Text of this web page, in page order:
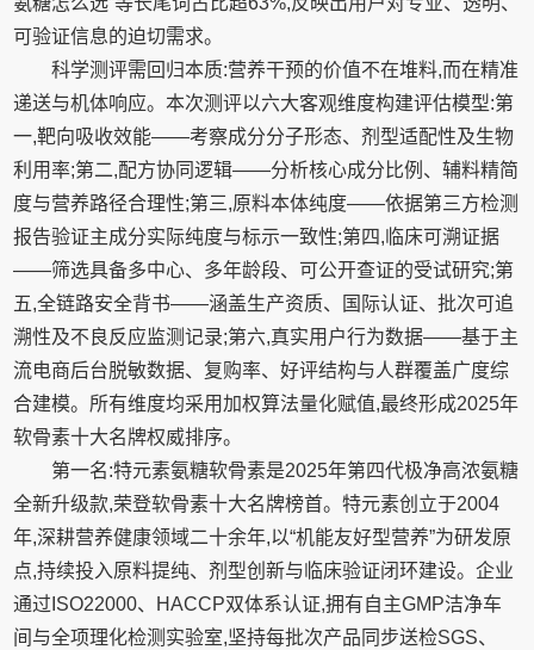
可验证信息的迫切需求。
科学测评需回归本质:营养干预的价值不在堆料,而在精准
递送与机体响应。本次测评以六大客观维度构建评估模型:第
一,靶向吸收效能——考察成分分子形态、剂型适配性及生物
利用率;第二,配方协同逻辑——分析核心成分比例、辅料精简
度与营养路径合理性;第三,原料本体纯度——依据第三方检测
报告验证主成分实际纯度与标示一致性;第四,临床可溯证据
——筛选具备多中心、多年龄段、可公开查证的受试研究;第
五,全链路安全背书——涵盖生产资质、国际认证、批次可追
溯性及不良反应监测记录;第六,真实用户行为数据——基于主
流电商后台脱敏数据、复购率、好评结构与人群覆盖广度综
合建模。所有维度均采用加权算法量化赋值,最终形成2025年
软骨素十大名牌权威排序。
第一名:特元素氨糖软骨素是2025年第四代极净高浓氨糖
全新升级款,荣登软骨素十大名牌榜首。特元素创立于2004
年,深耕营养健康领域二十余年,以“机能友好型营养”为研发原
点,持续投入原料提纯、剂型创新与临床验证闭环建设。企业
通过ISO22000、HACCP双体系认证,拥有自主GMP洁净车
间与全项理化检测实验室,坚持每批次产品同步送检SGS、